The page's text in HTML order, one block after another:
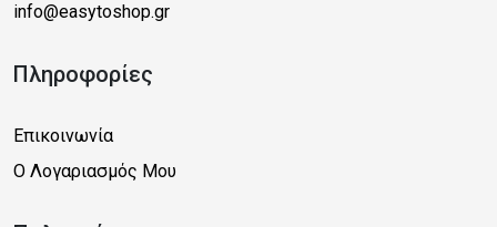
info@easytoshop.gr
Πληροφορίες
Επικοινωνία
Ο Λογαριασμός Μου